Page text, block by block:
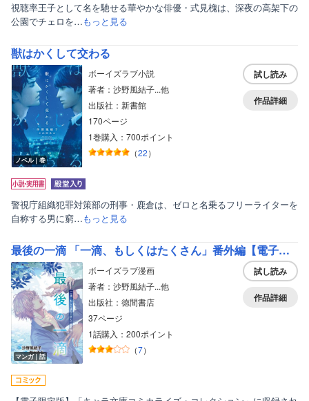
視聴率王子として名を馳せる華やかな俳優・式見槐は、深夜の高架下の
公園でチェロを…もっと見る
獣はかくして交わる
ノベル｜巻
ボーイズラブ小説
著者：沙野風結子...他
出版社：新書館
170ページ
1巻購入：700ポイント
（22）
試し読み
作品詳細
警視庁組織犯罪対策部の刑事・鹿倉は、ゼロと名乗るフリーライターを
自称する男に窮…もっと見る
最後の一滴 「一滴、もしくはたくさん」番外編【電子限定版】
マンガ｜話
ボーイズラブ漫画
著者：沙野風結子...他
出版社：徳間書店
37ページ
1話購入：200ポイント
（7）
試し読み
作品詳細